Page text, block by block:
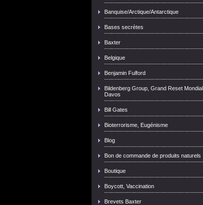
Banquise/Arctique/Antarctique
Bases secrètes
Baxter
Belgique
Benjamin Fulford
Bildenberg Group, Grand Reset Mondial,
Davos
Bill Gates
Bioterrorisme, Eugénisme
Blog
Bon de commande de produits naturels
Boutique
Boycott, Vaccination
Brevets Baxter